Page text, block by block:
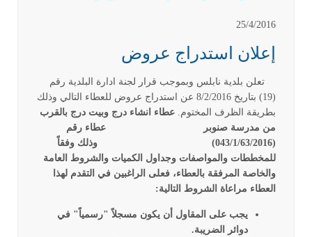
25/4/2016
إعلان استدراج عروض
تعلن بلدية نابلس وبموجب قرار لجنة ادارة البلدية رقم
(19) بتاريخ 8/2/2016 عن استدراج عروض للعطاء التالي وذلك
بطريقة الظرف المختوم. عطاء انشاء درج وبيت درج بالقرب
من مدرسة صنوبر
عطاء رقم
(043/1/63/2016)
وذلك وفقاً
للمخططات والمواصفات وجداول الكميات والشروط العامة
والخاصة المرفقة بالعطاء، فعلى الراغبين في التقدم لهذا
العطاء مراعاة الشروط التالية:
يجب على المقاول أن يكون مسجلاً "رسمياً" في
دوائر الضريبة.